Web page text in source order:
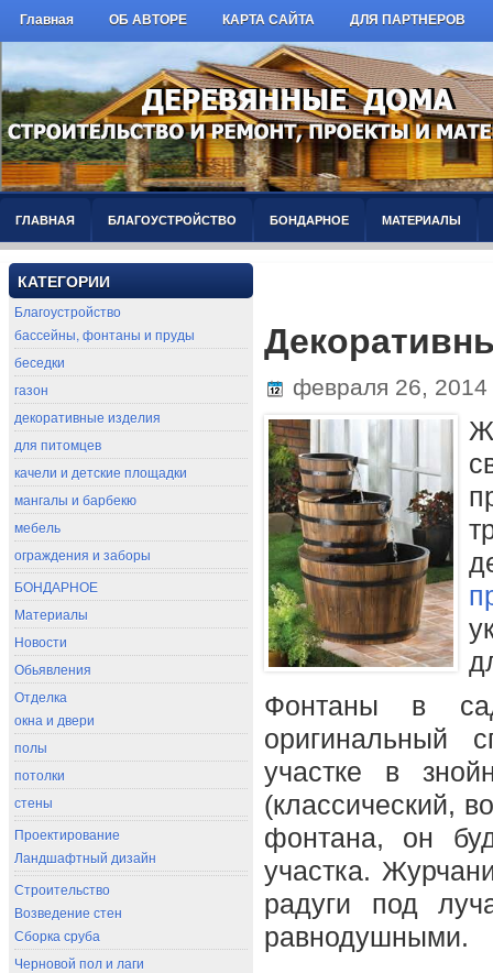
Главная ОБ АВТОРЕ КАРТА САЙТА ДЛЯ ПАРТНЕРОВ
ГЛАВНАЯ БЛАГОУСТРОЙСТВО БОНДАРНОЕ МАТЕРИАЛЫ
КАТЕГОРИИ
Благоустройство
бассейны, фонтаны и пруды
беседки
газон
декоративные изделия
для питомцев
качели и детские площадки
мангалы и барбекю
мебель
ограждения и заборы
БОНДАРНОЕ
Материалы
Новости
Обьявления
Отделка
окна и двери
полы
потолки
стены
Проектирование
Ландшафтный дизайн
Строительство
Возведение стен
Сборка сруба
Черновой пол и лаги
февраля 26, 2014
Фонтаны в
оригинальный
участке в
(классический,
фонтана, он
участка.
радуги под
равнодушными.